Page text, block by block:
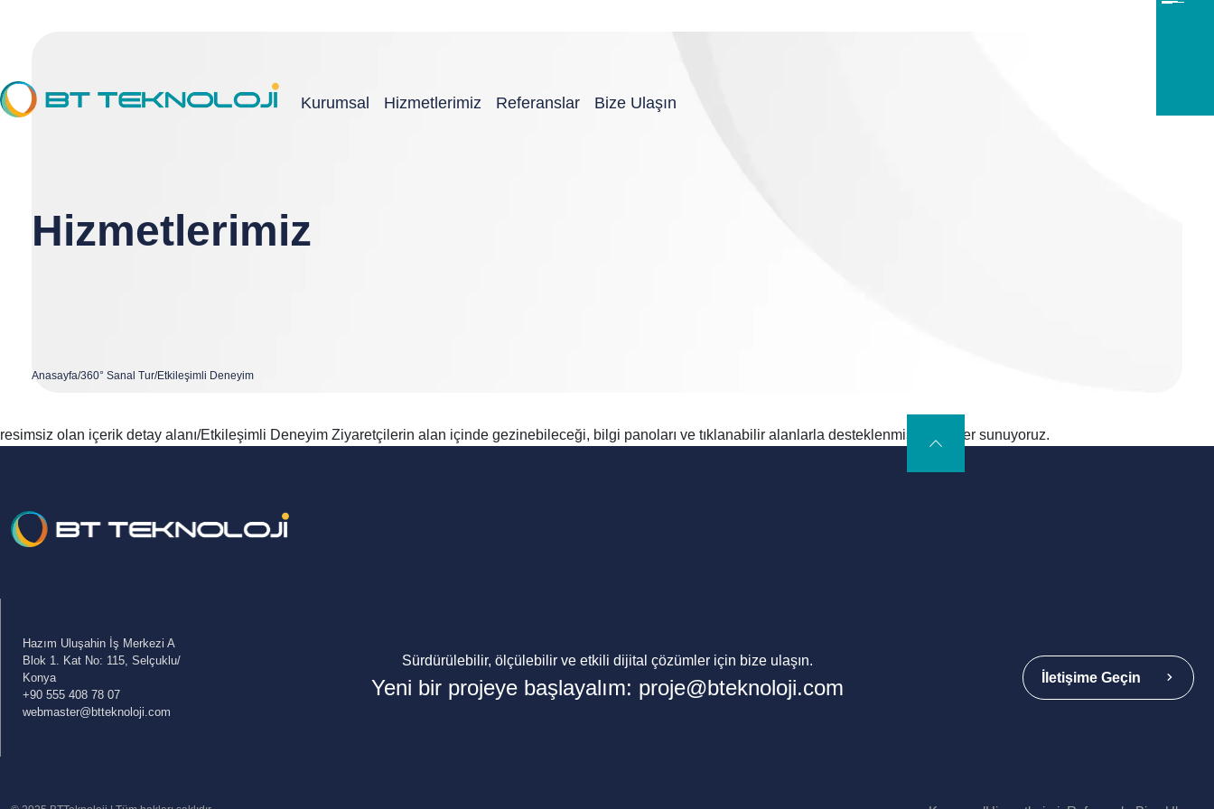
Kurumsal Hizmetlerimiz Referanslar Bize Ulaşın
Hizmetlerimiz
Anasayfa/360° Sanal Tur/Etkileşimli Deneyim
resimsiz olan içerik detay alanı/Etkileşimli Deneyim Ziyaretçilerin alan içinde gezinebileceği, bilgi panoları ve tıklanabilir alanlarla desteklenmiş çözümler sunuyoruz.
Hazım Uluşahin İş Merkezi A
Blok 1. Kat No: 115, Selçuklu/
Konya
+90 555 408 78 07
webmaster@btteknoloji.com
Sürdürülebilir, ölçülebilir ve etkili dijital çözümler için bize ulaşın.
Yeni bir projeye başlayalım: proje@bteknoloji.com İletişime Geçin